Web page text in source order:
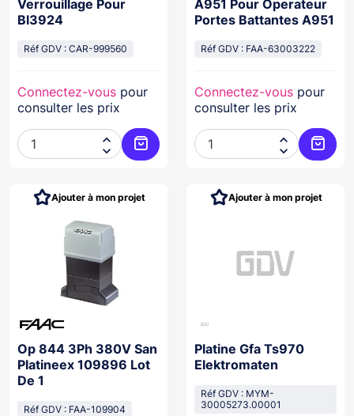
Verrouillage Pour
Bl3924
Réf GDV : CAR-999560
Connectez-vous pour
consulter les prix


Ajouter au panier
A951 Pour Operateur
Portes Battantes A951
Réf GDV : FAA-63003222
Connectez-vous pour
consulter les prix


Op 844 3Ph 380V San
Platineex 109896 Lot
De 1
Réf GDV : FAA-109904
Ajouter à mon projet
Platine Gfa Ts970
Elektromaten
Réf GDV : MYM-
30005273.00001
Ajouter à mon projet